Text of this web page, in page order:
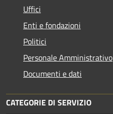
Uffici
Enti e fondazioni
Politici
Personale Amministrativo
Documenti e dati
CATEGORIE DI SERVIZIO